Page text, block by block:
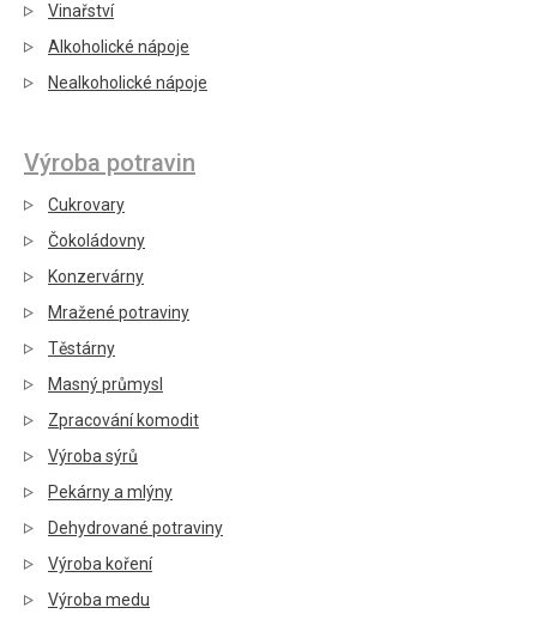
Vinařství
Alkoholické nápoje
Nealkoholické nápoje
Výroba potravin
Cukrovary
Čokoládovny
Konzervárny
Mražené potraviny
Těstárny
Masný průmysl
Zpracování komodit
Výroba sýrů
Pekárny a mlýny
Dehydrované potraviny
Výroba koření
Výroba medu